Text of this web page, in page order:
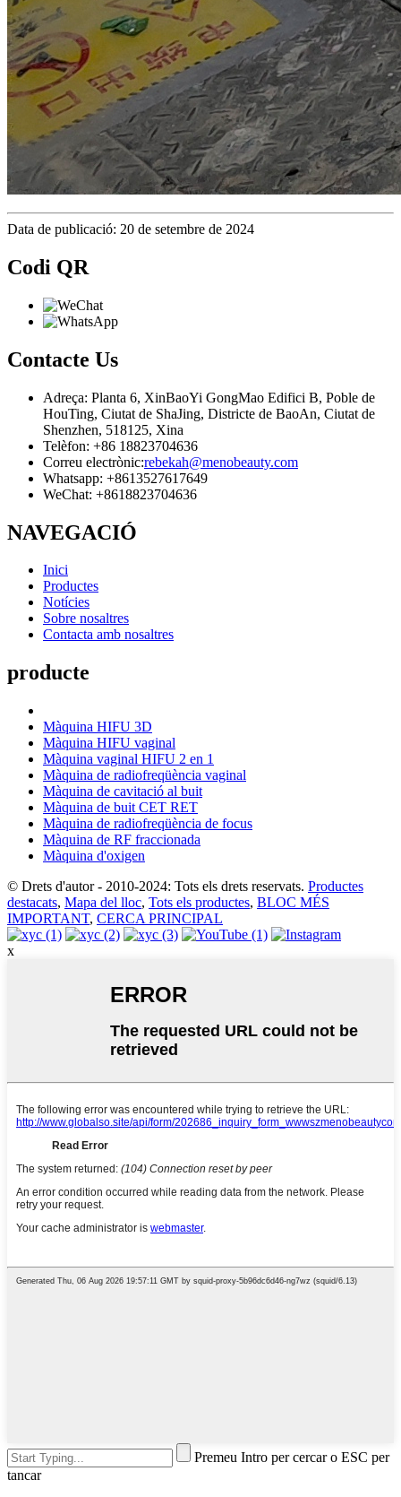
Data de publicació: 20 de setembre de 2024
Codi QR
Contacte Us
Adreça: Planta 6, XinBaoYi GongMao Edifici B, Poble de
HouTing, Ciutat de ShaJing, Districte de BaoAn, Ciutat de
Shenzhen, 518125, Xina
Telèfon: +86 18823704636
Correu electrònic:rebekah@menobeauty.com
Whatsapp: +8613527617649
WeChat: +8618823704636
NAVEGACIÓ
Inici
Productes
Notícies
Sobre nosaltres
Contacta amb nosaltres
producte
Màquina HIFU 3D
Màquina HIFU vaginal
Màquina vaginal HIFU 2 en 1
Màquina de radiofreqüència vaginal
Màquina de cavitació al buit
Màquina de buit CET RET
Màquina de radiofreqüència de focus
Màquina de RF fraccionada
Màquina d'oxigen
© Drets d'autor - 2010-2024: Tots els drets reservats. Productes
destacats, Mapa del lloc, Tots els productes, BLOC MÉS
IMPORTANT, CERCA PRINCIPAL
x
Premeu Intro per cercar o ESC per
tancar